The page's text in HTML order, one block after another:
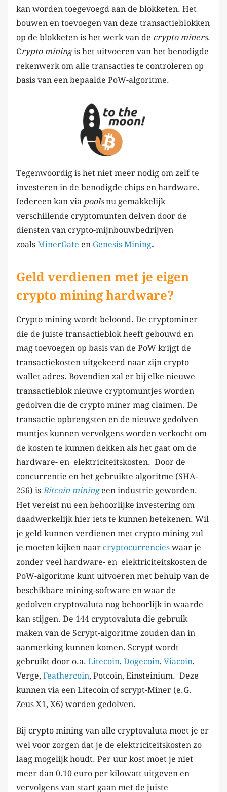
kan worden toegevoegd aan de blokketen. Het
bouwen en toevoegen van deze transactieblokken
op de blokketen is het werk van de crypto miners.
Crypto miningis het uitvoeren van het benodigde
rekenwerk om alle transacties te controleren op
basis van een bepaalde PoW-algoritme.
Tegenwoordig is het niet meer nodig om zelf te
investeren in de benodigde chips en hardware.
Iedereen kan via poolsnu gemakkelijk
verschillende cryptomunten delven door de
diensten van crypto-mijnbouwbedrijven
zoals MinerGate en Genesis Mining.
Geld verdienen met je eigen
crypto mining hardware?
Crypto mining wordt beloond. De cryptominer
die de juiste transactieblok heeft gebouwd en
mag toevoegen op basis van de PoW krijgt de
transactiekosten uitgekeerd naar zijn crypto
wallet adres. Bovendien zal er bij elke nieuwe
transactieblok nieuwe cryptomuntjes worden
gedolven die de crypto miner mag claimen. De
transactie opbrengsten en de nieuwe gedolven
muntjes kunnen vervolgens worden verkocht om
de kosten te kunnen dekken als het gaat om de
hardware- en elektriciteitskosten. Door de
concurrentie en het gebruikte algoritme (SHA-
256) is Bitcoin miningeen industrie geworden.
Het vereist nu een behoorlijke investering om
daadwerkelijk hier iets te kunnen betekenen. Wil
je geld kunnen verdienen met crypto mining zul
je moeten kijken naar cryptocurrencies waar je
zonder veel hardware- en elektriciteitskosten de
PoW-algoritme kunt uitvoeren met behulp van de
beschikbare mining-software en waar de
gedolven cryptovaluta nog behoorlijk in waarde
kan stijgen. De 144 cryptovaluta die gebruik
maken van de Scrypt-algoritme zouden dan in
aanmerking kunnen komen. Scrypt wordt
gebruikt door o.a. Litecoin, Dogecoin, Viacoin,
Verge, Feathercoin, Potcoin, Einsteinium. Deze
kunnen via een Litecoin of scrypt-Miner (e.G.
Zeus X1, X6) worden gedolven.
Bij crypto mining van alle cryptovaluta moet je er
wel voor zorgen dat je de elektriciteitskosten zo
laag mogelijk houdt. Per uur kost moet je niet
meer dan 0.10 euro per kilowatt uitgeven en
vervolgens van start gaan met de juiste